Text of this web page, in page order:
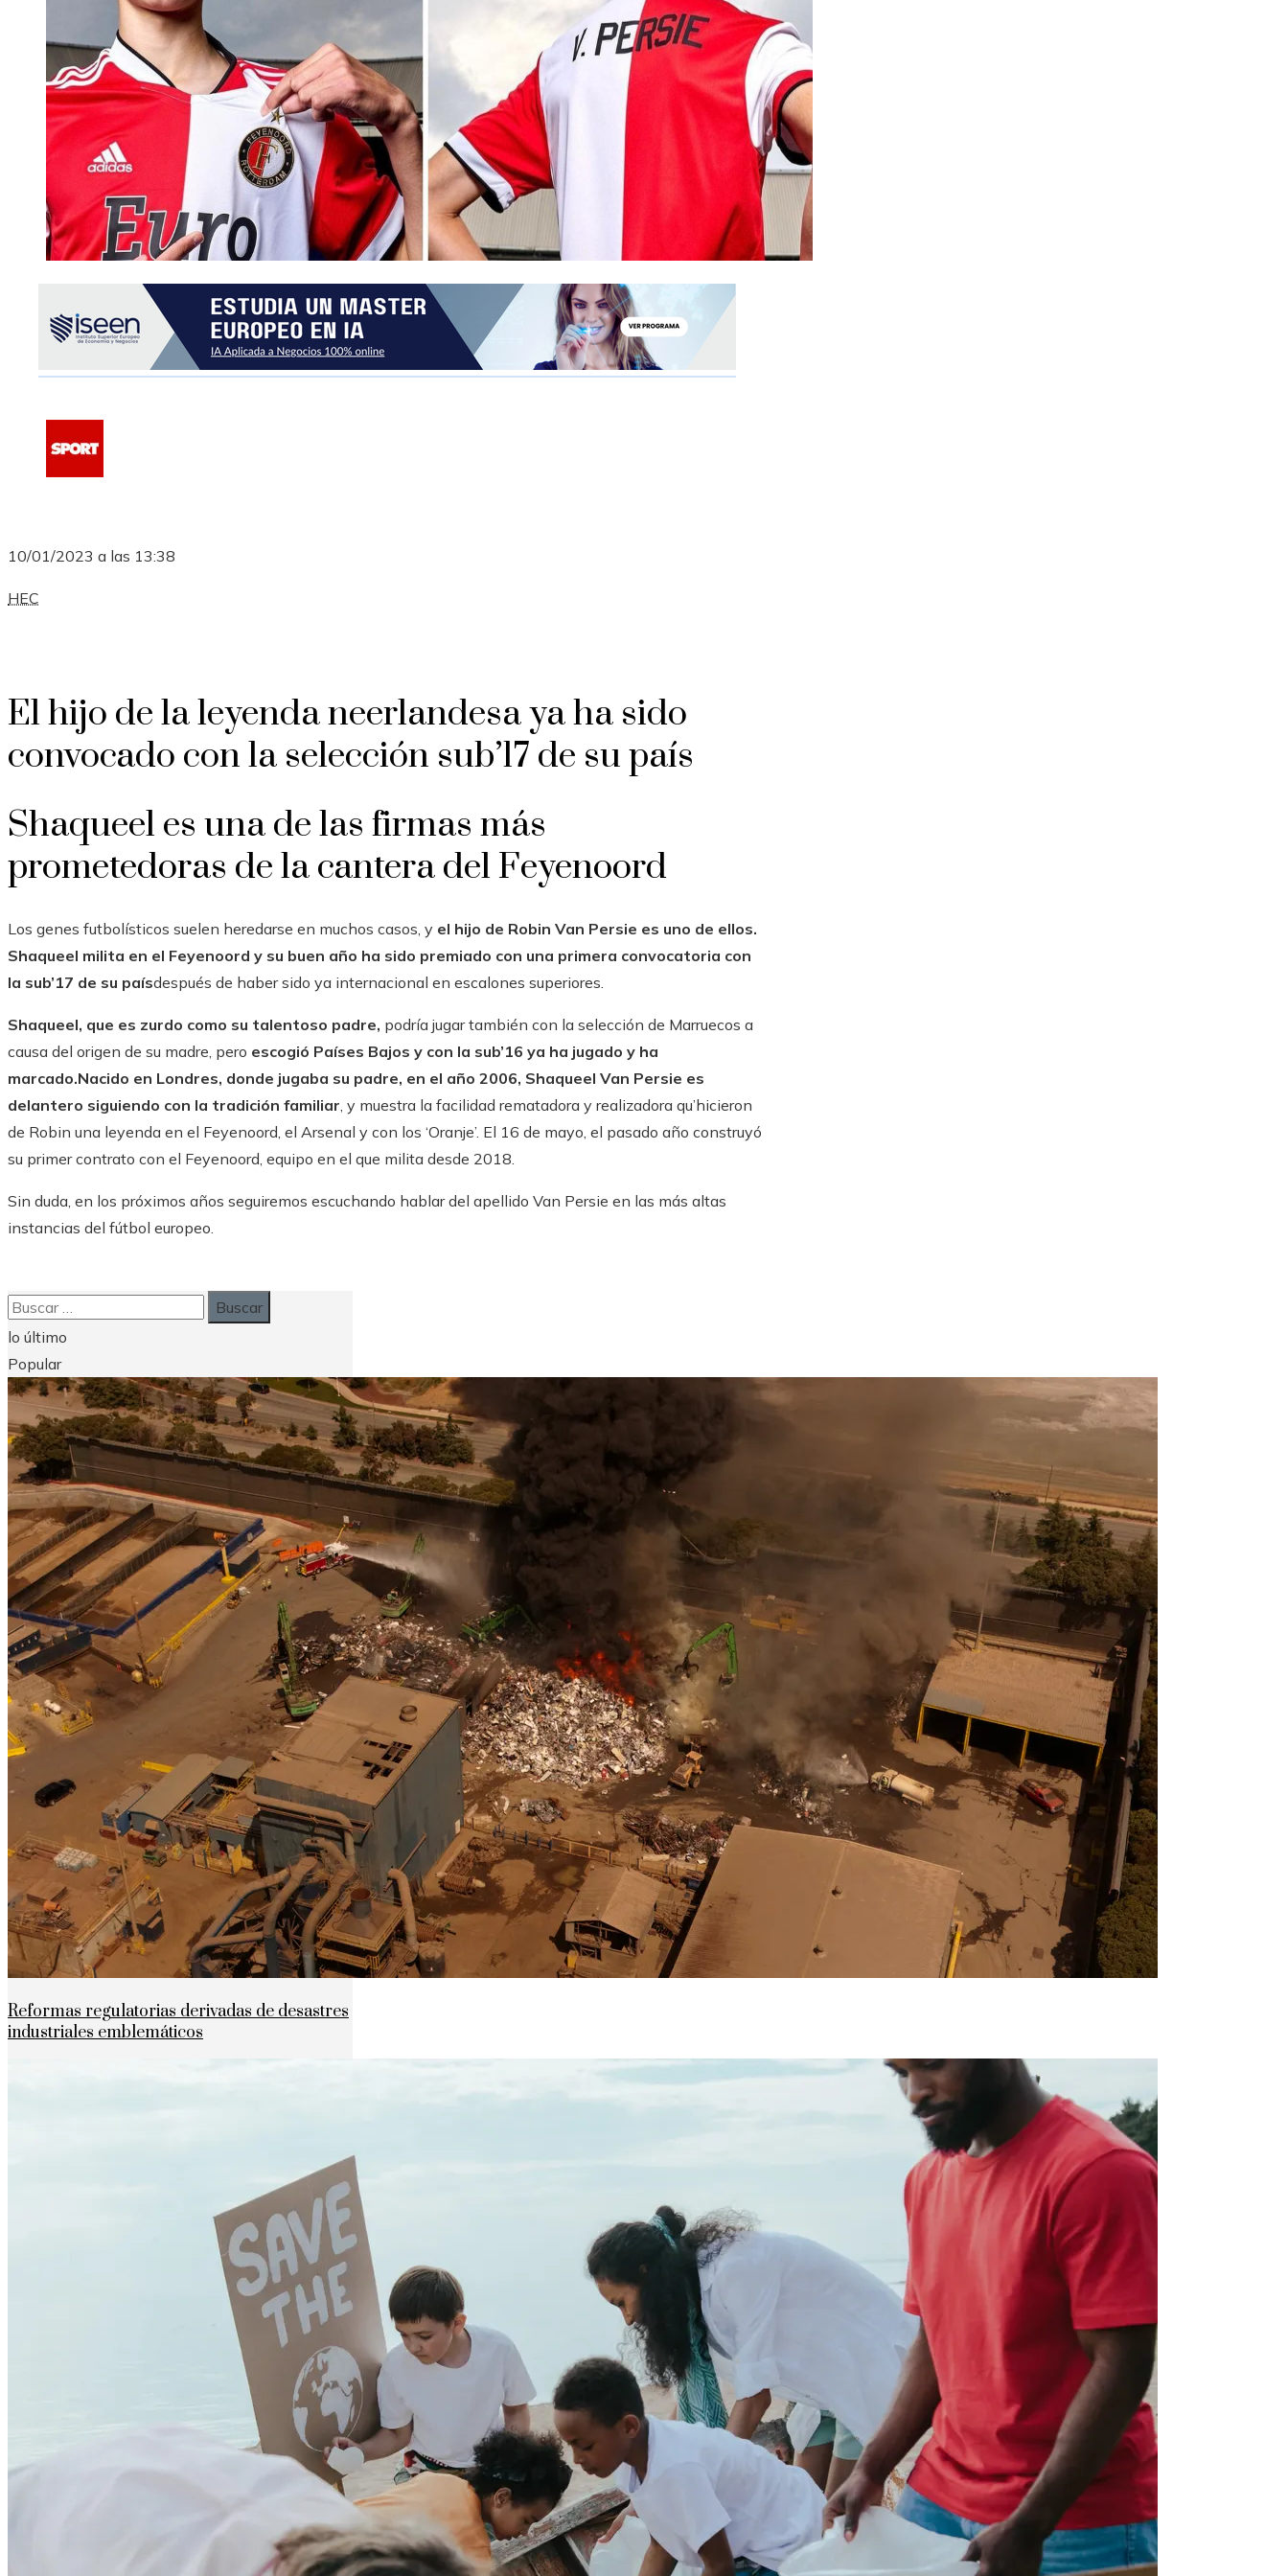
10/01/2023 a las 13:38
HEC
El hijo de la leyenda neerlandesa ya ha sido
convocado con la selección sub’17 de su país
Shaqueel es una de las firmas más
prometedoras de la cantera del Feyenoord
Los genes futbolísticos suelen heredarse en muchos casos, y el hijo de Robin Van Persie es uno de ellos.
Shaqueel milita en el Feyenoord y su buen año ha sido premiado con una primera convocatoria con
la sub’17 de su paísdespués de haber sido ya internacional en escalones superiores.
Shaqueel, que es zurdo como su talentoso padre, podría jugar también con la selección de Marruecos a
causa del origen de su madre, pero escogió Países Bajos y con la sub’16 ya ha jugado y ha
marcado.Nacido en Londres, donde jugaba su padre, en el año 2006, Shaqueel Van Persie es
delantero siguiendo con la tradición familiar, y muestra la facilidad rematadora y realizadora qu’hicieron
de Robin una leyenda en el Feyenoord, el Arsenal y con los ‘Oranje’. El 16 de mayo, el pasado año construyó
su primer contrato con el Feyenoord, equipo en el que milita desde 2018.
Sin duda, en los próximos años seguiremos escuchando hablar del apellido Van Persie en las más altas
instancias del fútbol europeo.
Buscar:
lo último
Popular
Reformas regulatorias derivadas de desastres
industriales emblemáticos